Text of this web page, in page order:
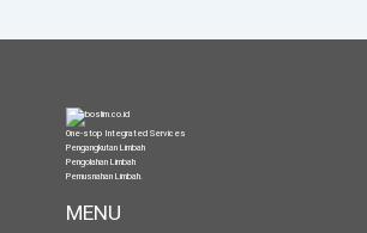
One-stop Integrated Services
Pengangkutan Limbah
Pengolahan Limbah
Pemusnahan Limbah.
MENU